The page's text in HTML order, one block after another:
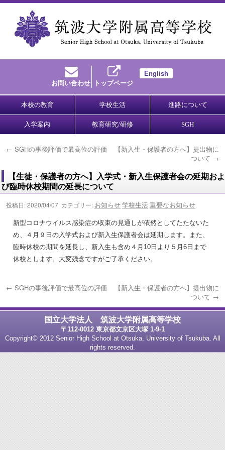
お問い合わせ トップページ
English
本校の教育 学校生活 進路について
入学案内 教育研究/研修 SGH
← SGHの事後評価で最高位の評価
【新入生・保護者の方へ】提出物に
ついて →
【生徒・保護者の方へ】入学式・新入生保護者会の延期およ
び臨時休校期間の延長について
投稿日: 2020/04/07 カテゴリー: お知らせ学校生活重要なお知らせ
新型コロナウイルス感染症の収束の見通しが依然としてたたないた
め、４月９日の入学式および新入生保護者会は延期します。また、
臨時休校の期間を延長し、新入生も含め４月 10日より５月 6日まで
休校とします。大変残念ですがご了承ください。
← SGHの事後評価で最高位の評価
【新入生・保護者の方へ】提出物に
ついて →
国立大学法人 筑波大学附属高等学校
〒112-0012 東京都文京区大塚 1-9-1
Copyright© 2012 Senior High School at Otsuka, University of Tsukuba. All
rights reserved.